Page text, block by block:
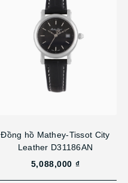
Đồng hồ Mathey-Tissot City
Leather D31186AN
5,088,000 ₫